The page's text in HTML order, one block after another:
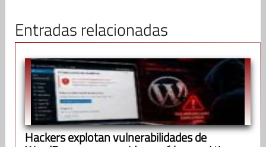
Entradas relacionadas
Hackers explotan vulnerabilidades de